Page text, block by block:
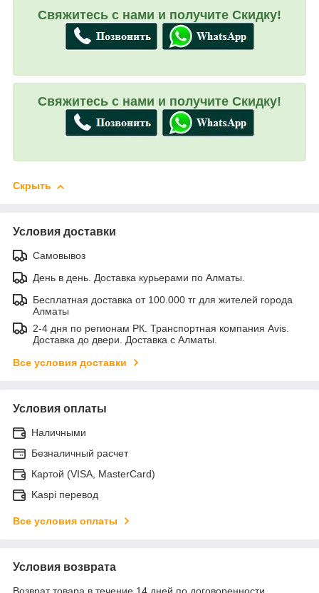
Свяжитесь с нами и получите Скидку!
Свяжитесь с нами и получите Скидку!
Скрыть
Условия доставки
Самовывоз
День в день. Доставка курьерами по Алматы.
Бесплатная доставка от 100.000 тг для жителей города
Алматы
2-4 дня по регионам РК. Транспортная компания Avis.
Доставка до двери. Доставка с Алматы.
Все условия доставки
Условия оплаты
Наличными
Безналичный расчет
Картой (VISA, MasterCard)
Kaspi перевод
Все условия оплаты
Условия возврата